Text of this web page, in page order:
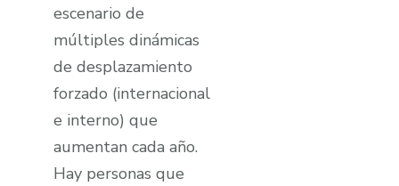
escenario de
múltiples dinámicas
de desplazamiento
forzado (internacional
e interno) que
aumentan cada año.
Hay personas que